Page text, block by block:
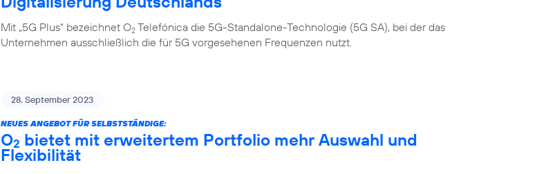
Mit „5G Plus“ bezeichnet O2 Telefónica die 5G-Standalone-Technologie (5G SA), bei der das
Unternehmen ausschließlich die für 5G vorgesehenen Frequenzen nutzt.
28. September 2023
NEUES ANGEBOT FÜR SELBSTSTÄNDIGE:
O2 bietet mit erweitertem Portfolio mehr Auswahl und
Flexibilität